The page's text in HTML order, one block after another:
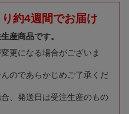
約4週間でお届け
産商品です。
更になる場合がございま
のであらかじめご了承くだ
、発送日は受注生産のもの